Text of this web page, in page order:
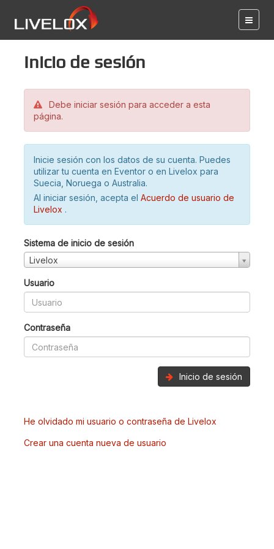
Inicio de sesión
Debe iniciar sesión para acceder a esta
página.
Inicie sesión con los datos de su cuenta. Puedes
utilizar tu cuenta en Eventor o en Livelox para
Suecia, Noruega o Australia.
Al iniciar sesión, acepta el Acuerdo de usuario de
Livelox .
Sistema de inicio de sesión
Livelox
Usuario
Contraseña
Inicio de sesión
He olvidado mi usuario o contraseña de Livelox
Crear una cuenta nueva de usuario